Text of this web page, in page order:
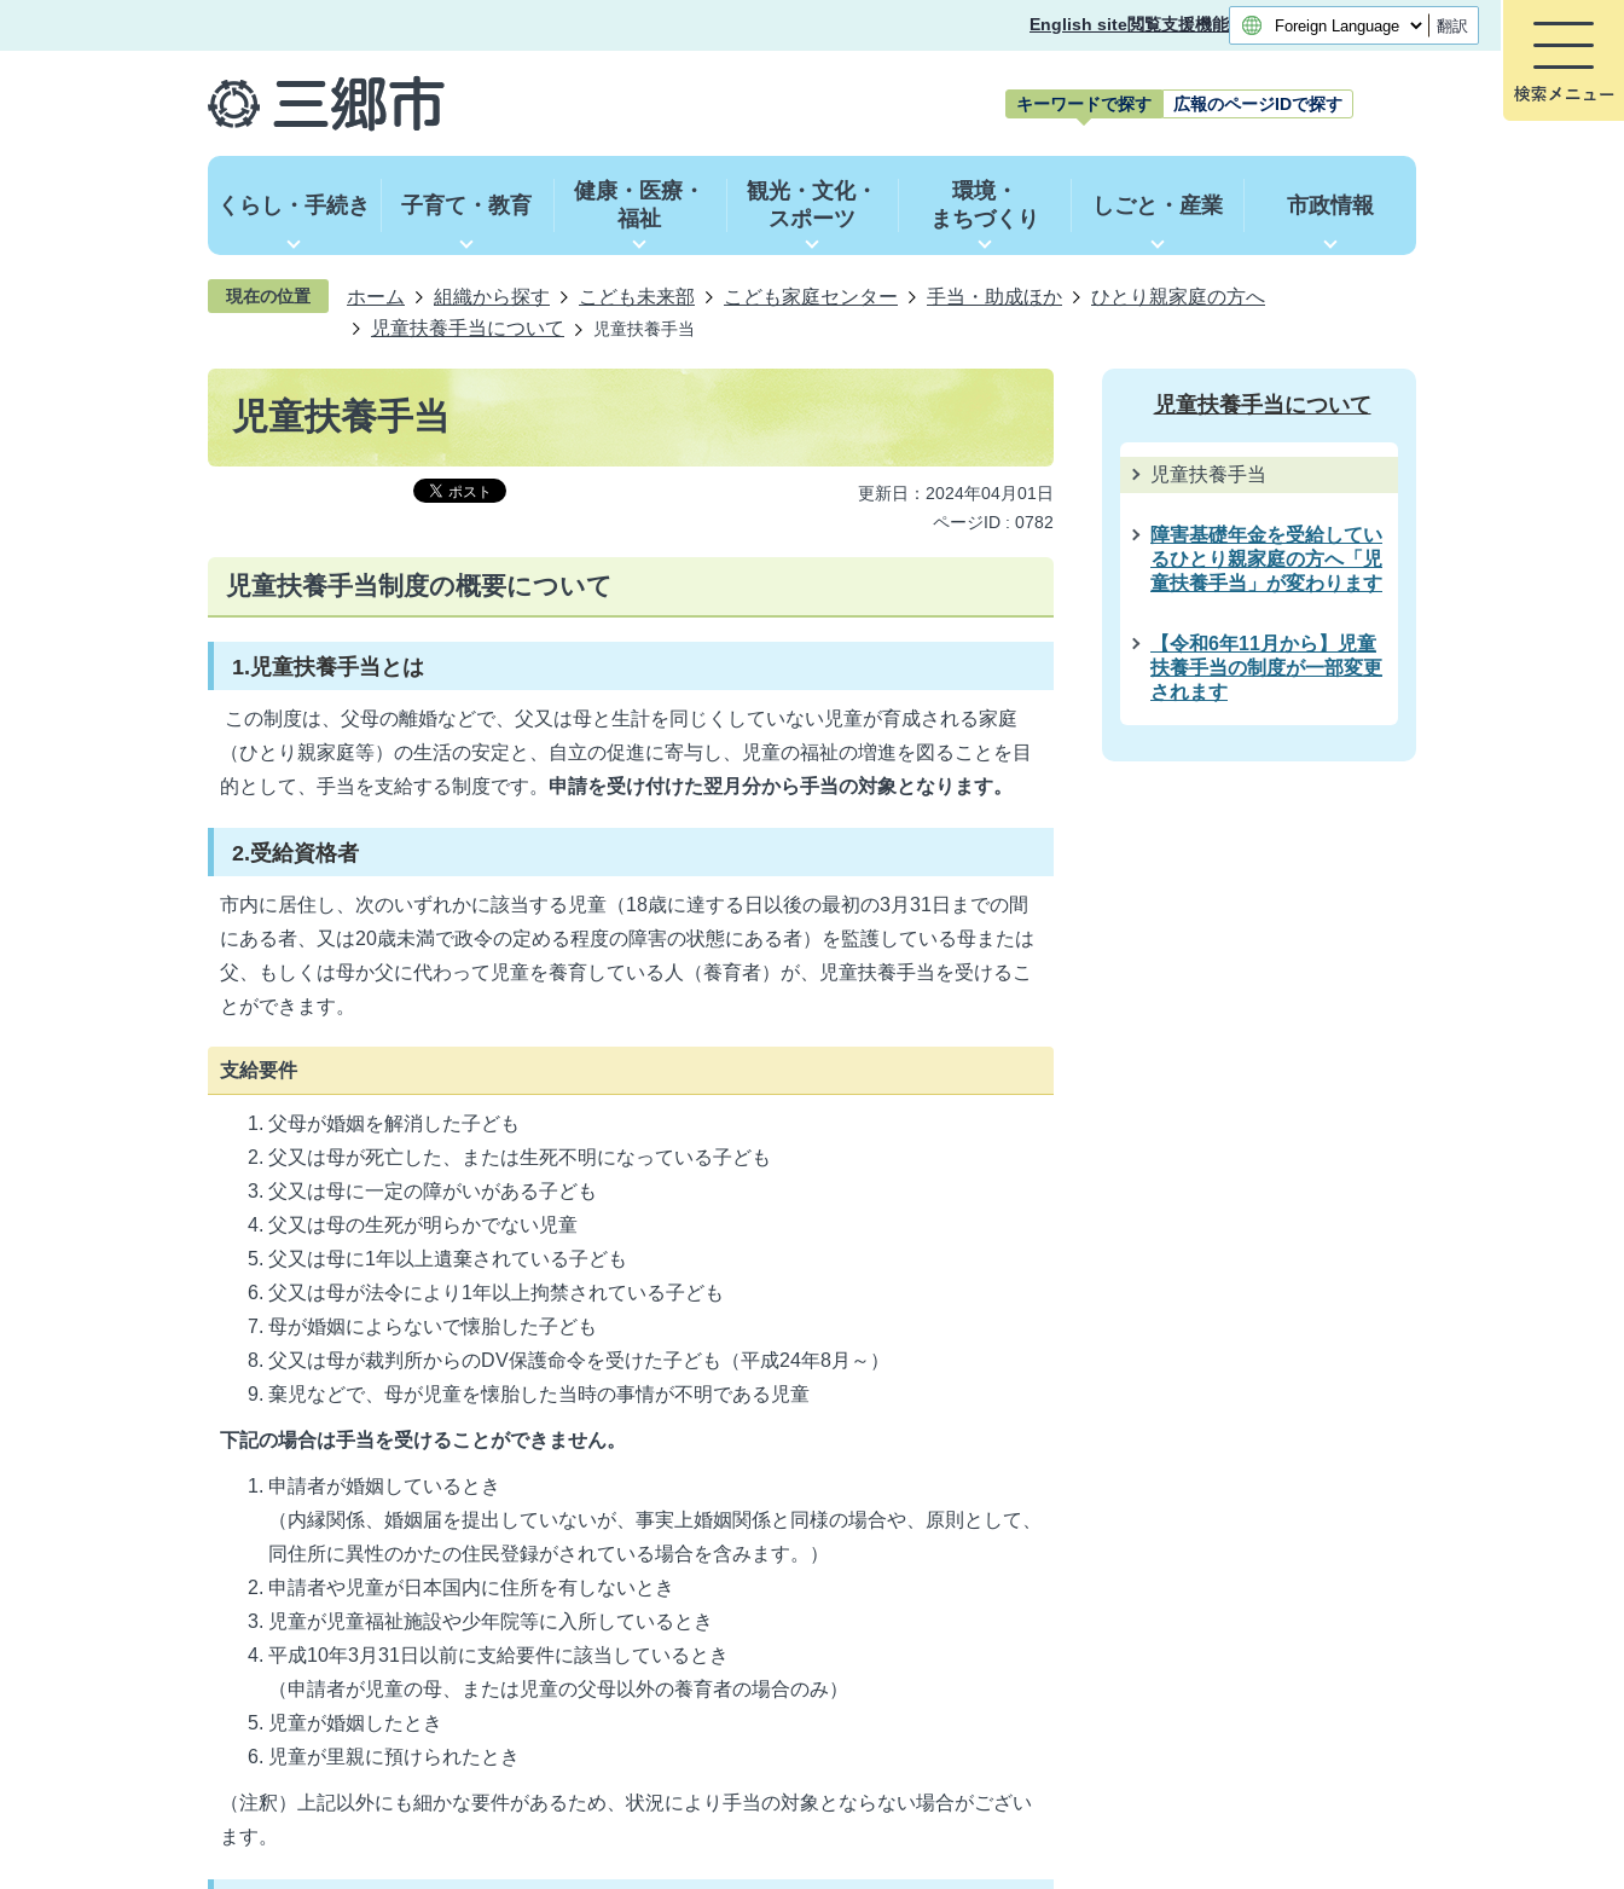
English site閲覧支援機能 翻訳
キーワードで探す 広報のページIDで探す
ワ
ー
索
くらし・手続き 子育て・教育
健康・医療・
福祉
観光・文化・
スポーツ
環境・
まちづくり
しごと・産業 市政情報
現在の位置 ホーム 組織から探す こども未来部 こども家庭センター 手当・助成ほか
ひとり親家庭の方へ
児童扶養手当について
児童扶養手当
児童扶養手当
更新日：2024年04月01日
ページID : 0782
児童扶養手当制度の概要について
1.児童扶養手当とは
この制度は、父母の離婚などで、父又は母と生計を同じくしていない児童が育成される家庭
（ひとり親家庭等）の生活の安定と、自立の促進に寄与し、児童の福祉の増進を図ることを目
的として、手当を支給する制度です。 申請を受け付けた翌月分から手当の対象となります。
2.受給資格者
市内に居住し、次のいずれかに該当する児童（18歳に達する日以後の最初の3月31日までの間
にある者、又は20歳未満で政令の定める程度の障害の状態にある者）を監護している母または
父、もしくは母か父に代わって児童を養育している人（養育者）が、児童扶養手当を受けるこ
とができます。
支給要件
父母が婚姻を解消した子ども
父又は母が死亡した、または生死不明になっている子ども
父又は母に一定の障がいがある子ども
父又は母の生死が明らかでない児童
父又は母に1年以上遺棄されている子ども
父又は母が法令により1年以上拘禁されている子ども
母が婚姻によらないで懐胎した子ども
父又は母が裁判所からのDV保護命令を受けた子ども（平成24年8月～）
棄児などで、母が児童を懐胎した当時の事情が不明である児童
下記の場合は手当を受けることができません。
申請者が婚姻しているとき
（内縁関係、婚姻届を提出していないが、事実上婚姻関係と同様の場合や、原則として、
同住所に異性のかたの住民登録がされている場合を含みます。）
申請者や児童が日本国内に住所を有しないとき
児童が児童福祉施設や少年院等に入所しているとき
平成10年3月31日以前に支給要件に該当しているとき
（申請者が児童の母、または児童の父母以外の養育者の場合のみ）
児童が婚姻したとき
児童が里親に預けられたとき
（注釈）上記以外にも細かな要件があるため、状況により手当の対象とならない場合がござい
ます。
児童扶養手当について
児童扶養手当
障害基礎年金を受給してい
るひとり親家庭の方へ「児
童扶養手当」が変わります
【令和6年11月から】児童
扶養手当の制度が一部変更
されます